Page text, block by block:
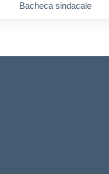
Bacheca sindacale